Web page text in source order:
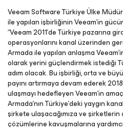
Veeam Software Türkiye Ülke
ile yapılan işbirliğinin Veeam’in
“Veeam 2011’de Türkiye pazarına
operasyonlarını kanal üzerinden
Armada ile yapılan anlaşma
olarak yerini güçlendirmek istediği
adım olacak. Bu işbirliği, orta ve
payını artırmaya devam ederek
ulaşmayı hedefleyen Veeam’in
Armada’nın Türkiye’deki yaygın
şirkete ulaşacağımıza ve şirketlerin
çözümlerine kavuşmalarına